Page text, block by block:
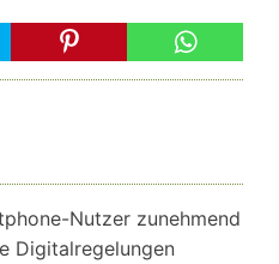
Nutzer zunehmend
Digitalregelungen